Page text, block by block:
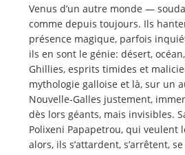
Venus d’un autre monde —
comme depuis toujours. Ils
présence magique, parfois
ils en sont le génie: désert,
Ghillies, esprits timides et
mythologie galloise et là, sur un
Nouvelle-Galles justement,
dès lors géants, mais invisibles.
Polixeni Papapetrou, qui veulent
alors, ils s’attardent, s’arrêtent,